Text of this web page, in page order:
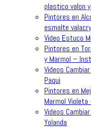
plastico valon
Pintores en
esmalte
Video Estuco
Pintores en
y Marmol –
Videos
Paqui
Pintores en
Marmol Violeta
Videos
Yolanda